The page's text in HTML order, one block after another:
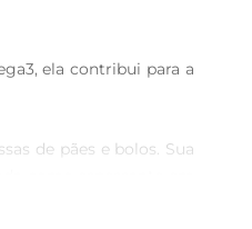
ela contribui para a
de pães e bolos. Sua